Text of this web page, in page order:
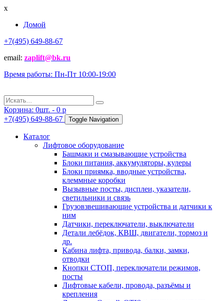
x
Домой
+7(495) 649-88-67
email: zaplift@bk.ru
Время работы: Пн-Пт 10:00-19:00
Корзина: 0шт. - 0 p
+7(495) 649-88-67
Toggle Navigation
Каталог
Лифтовое оборудование
Башмаки и смазывающие устройства
Блоки питания, аккумуляторы, кулеры
Блоки приямка, вводные устройства,
клеммные коробки
Вызывные посты, дисплеи, указатели,
светильники и связь
Грузовзвешивающие устройства и датчики к
ним
Датчики, переключатели, выключатели
Детали лебёдок, КВШ, двигатели, тормоз и
др.
Кабина лифта, привода, балки, замки,
отводки
Кнопки СТОП, переключатели режимов,
посты
Лифтовые кабели, провода, разъёмы и
крепления